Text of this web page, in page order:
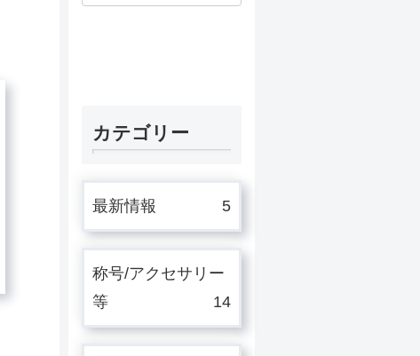
カテゴリー
最新情報 5
称号/アクセサリー
等
14